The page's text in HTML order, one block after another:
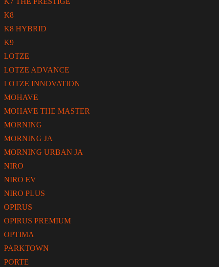
K8
K8 HYBRID
K9
LOTZE
LOTZE ADVANCE
LOTZE INNOVATION
MOHAVE
MOHAVE THE MASTER
MORNING
MORNING JA
MORNING URBAN JA
NIRO
NIRO EV
NIRO PLUS
OPIRUS
OPIRUS PREMIUM
OPTIMA
PARKTOWN
PORTE